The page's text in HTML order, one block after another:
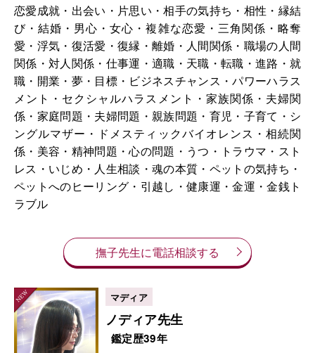
恋愛成就・出会い・片思い・相手の気持ち・相性・縁結
び・結婚・男心・女心・複雑な恋愛・三角関係・略奪
愛・浮気・復活愛・復縁・離婚・人間関係・職場の人間
関係・対人関係・仕事運・適職・天職・転職・進路・就
職・開業・夢・目標・ビジネスチャンス・パワーハラス
メント・セクシャルハラスメント・家族関係・夫婦関
係・家庭問題・夫婦問題・親族問題・育児・子育て・シ
ングルマザー・ドメスティックバイオレンス・相続関
係・美容・精神問題・心の問題・うつ・トラウマ・スト
レス・いじめ・人生相談・魂の本質・ペットの気持ち・
ペットへのヒーリング・引越し・健康運・金運・金銭ト
ラブル
撫子先生に電話相談する
ノディア先生
鑑定歴39年